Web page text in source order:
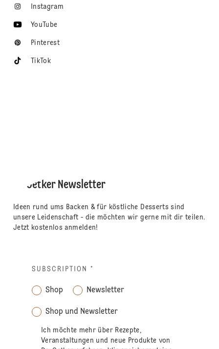
Instagram
YouTube
Pinterest
TikTok
Dr. Oetker Newsletter
Ideen rund ums Backen & für köstliche Desserts sind
unsere Leidenschaft - die möchten wir gerne mit dir teilen.
Jetzt kostenlos anmelden!
SUBSCRIPTION *
Shop Newsletter
Shop und Newsletter
Ich möchte mehr über Rezepte,
Veranstaltungen und neue Produkte von